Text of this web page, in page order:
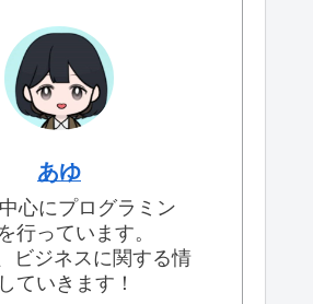
あゆ
心にプログラミン
行っています。
ビジネスに関する情
ていきます！